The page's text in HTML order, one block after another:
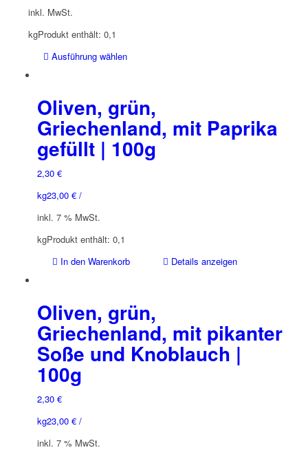
inkl. MwSt.
Produkt enthält: 0,1
kg
Ausführung wählen
Varianten
auf.
Die
Optionen
Oliven, grün,
Griechenland, mit Paprika
gefüllt | 100g
2,30 €
23,00 €/
kg
inkl. 7 % MwSt.
Produkt enthält: 0,1
kg
In den Warenkorb
Details anzeigen
Oliven, grün,
Griechenland, mit pikanter
Soße und Knoblauch |
100g
2,30 €
23,00 €/
kg
inkl. 7 % MwSt.